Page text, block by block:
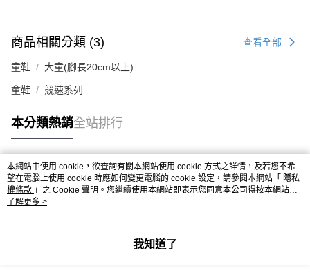
商品相關分類 (3) 查看全部
童鞋 大童(腳長20cm以上)
童鞋 競速系列
本分類熱銷全站排行
熱門標籤
本網站中使用 cookie，欲查詢有關本網站使用 cookie 方式之詳情，及若您不希
望在電腦上使用 cookie 時應如何變更電腦的 cookie 設定，請參閱本網站「 隱私
權條款 」之 Cookie 聲明。您繼續使用本網站即表示您同意本公司得按本網站使
用條款之 Cookie 聲明使用 cookie。
了解更多 >
我知道了